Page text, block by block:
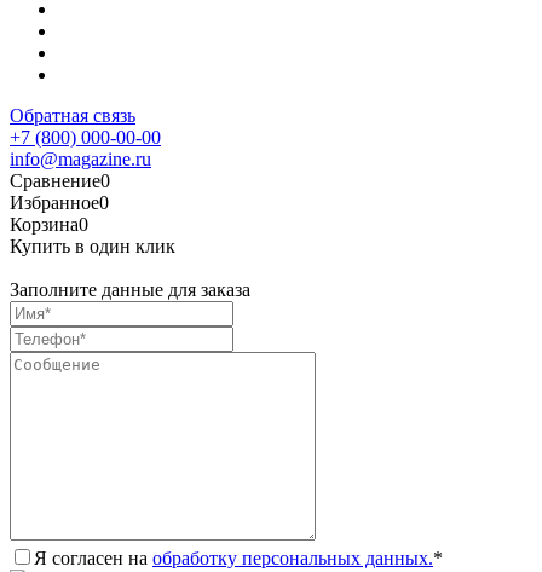
Обратная связь
+7 (800) 000-00-00
info@magazine.ru
Сравнение0
Избранное0
Корзина0
Купить в один клик
Заполните данные для заказа
Я согласен на обработку персональных данных.*